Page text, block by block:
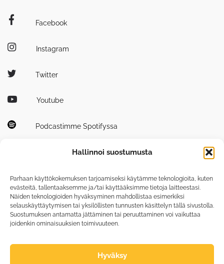
Hallinnoi suostumusta
Parhaan käyttökokemuksen tarjoamiseksi käytämme teknologioita, kuten
evästeitä, tallentaaksemme ja/tai käyttääksimme tietoja laitteestasi.
Näiden teknologioiden hyväksyminen mahdollistaa esimerkiksi
selauskäyttäytymisen tai yksilöllisten tunnusten käsittelyn tällä sivustolla.
Suostumuksen antamatta jättäminen tai peruuttaminen voi vaikuttaa
joidenkin ominaisuuksien toimivuuteen.
Hyväksy
Facebook
Instagram
Twitter
Youtube
Podcastimme Spotifyssa
Tutustu myös
tiedepuisto.fi
photonicscenter.fi